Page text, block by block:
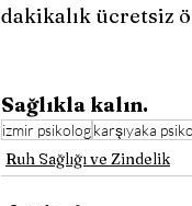
dakikalık ücretsiz
Sağlıkla kalın.
izmir psikologkarşıyaka
Ruh Sağlığı ve Zindelik